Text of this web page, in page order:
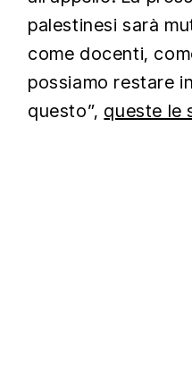
palestinesi sarà
come docenti,
possiamo restare
questo”, queste le